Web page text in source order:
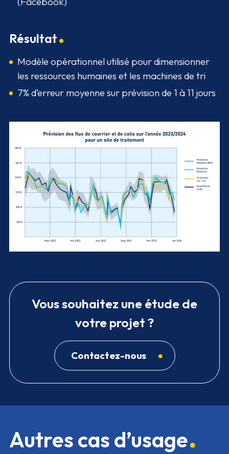
Résultat
Modèle opérationnel utilisé pour dimensionner
les ressources humaines et les machines de tri
7% d’erreur moyenne sur prévision de 1 à 11 jours
Agrandir
Vous souhaitez une étude de
votre projet ?
Contactez-nous
Autres cas d’usage